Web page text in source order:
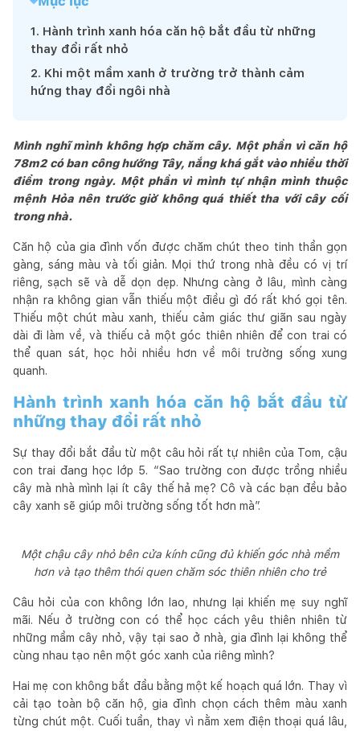
1. Hành trình xanh hóa căn hộ bắt đầu từ những
thay đổi rất nhỏ
2. Khi một mầm xanh ở trường trở thành cảm
hứng thay đổi ngôi nhà
Mình nghĩ mình không hợp chăm cây. Một phần vì căn hộ
78m2 có ban công hướng Tây, nắng khá gắt vào nhiều thời
điểm trong ngày. Một phần vì mình tự nhận mình thuộc
mệnh Hỏa nên trước giờ không quá thiết tha với cây cối
trong nhà.
Căn hộ của gia đình vốn được chăm chút theo tinh thần gọn
gàng, sáng màu và tối giản. Mọi thứ trong nhà đều có vị trí
riêng, sạch sẽ và dễ dọn dẹp. Nhưng càng ở lâu, mình càng
nhận ra không gian vẫn thiếu một điều gì đó rất khó gọi tên.
Thiếu một chút màu xanh, thiếu cảm giác thư giãn sau ngày
dài đi làm về, và thiếu cả một góc thiên nhiên để con trai có
thể quan sát, học hỏi nhiều hơn về môi trường sống xung
quanh.
Hành trình xanh hóa căn hộ bắt đầu từ
những thay đổi rất nhỏ
Sự thay đổi bắt đầu từ một câu hỏi rất tự nhiên của Tom, cậu
con trai đang học lớp 5. “Sao trường con được trồng nhiều
cây mà nhà mình lại ít cây thế hả mẹ? Cô và các bạn đều bảo
cây xanh sẽ giúp môi trường sống tốt hơn mà”.
Một chậu cây nhỏ bên cửa kính cũng đủ khiến góc nhà mềm
hơn và tạo thêm thói quen chăm sóc thiên nhiên cho trẻ
Câu hỏi của con không lớn lao, nhưng lại khiến mẹ suy nghĩ
mãi. Nếu ở trường con có thể học cách yêu thiên nhiên từ
những mầm cây nhỏ, vậy tại sao ở nhà, gia đình lại không thể
cùng nhau tạo nên một góc xanh của riêng mình?
Hai mẹ con không bắt đầu bằng một kế hoạch quá lớn. Thay vì
cải tạo toàn bộ căn hộ, gia đình chọn cách thêm màu xanh
từng chút một. Cuối tuần, thay vì nằm xem điện thoại quá lâu,